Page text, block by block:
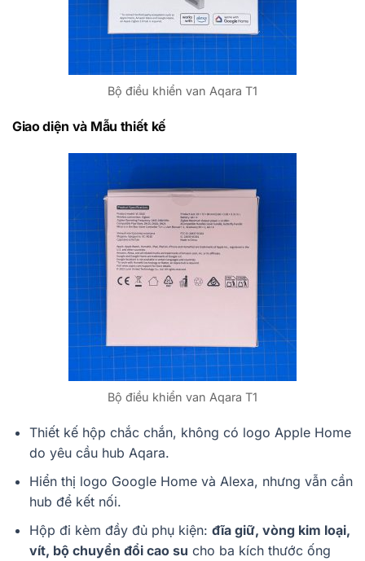
Bộ điều khiển van Aqara T1
Giao diện và Mẫu thiết kế
Bộ điều khiển van Aqara T1
Thiết kế hộp chắc chắn, không có logo Apple Home
do yêu cầu hub Aqara.
Hiển thị logo Google Home và Alexa, nhưng vẫn cần
hub để kết nối.
Hộp đi kèm đầy đủ phụ kiện: đĩa giữ, vòng kim loại,
vít, bộ chuyển đổi cao su cho ba kích thước ống